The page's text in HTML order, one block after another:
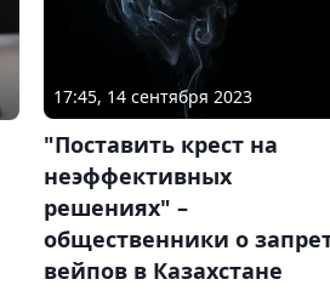
17:45, 14 сентября 2023
"Поставить крест на
неэффективных
решениях" –
общественники о
вейпов в Казахстане